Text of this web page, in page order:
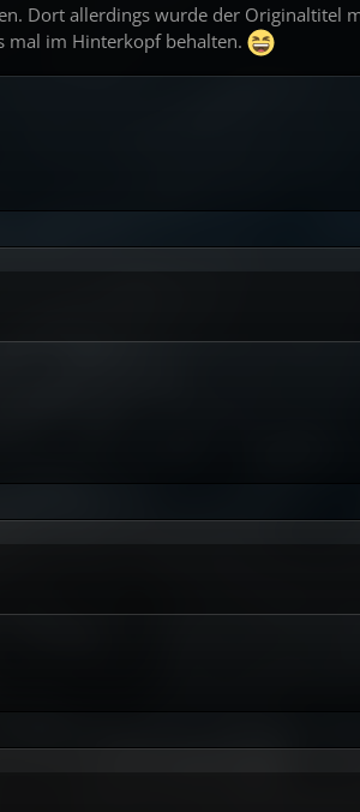
Dort allerdings wurde der Originaltitel
mal im Hinterkopf behalten.